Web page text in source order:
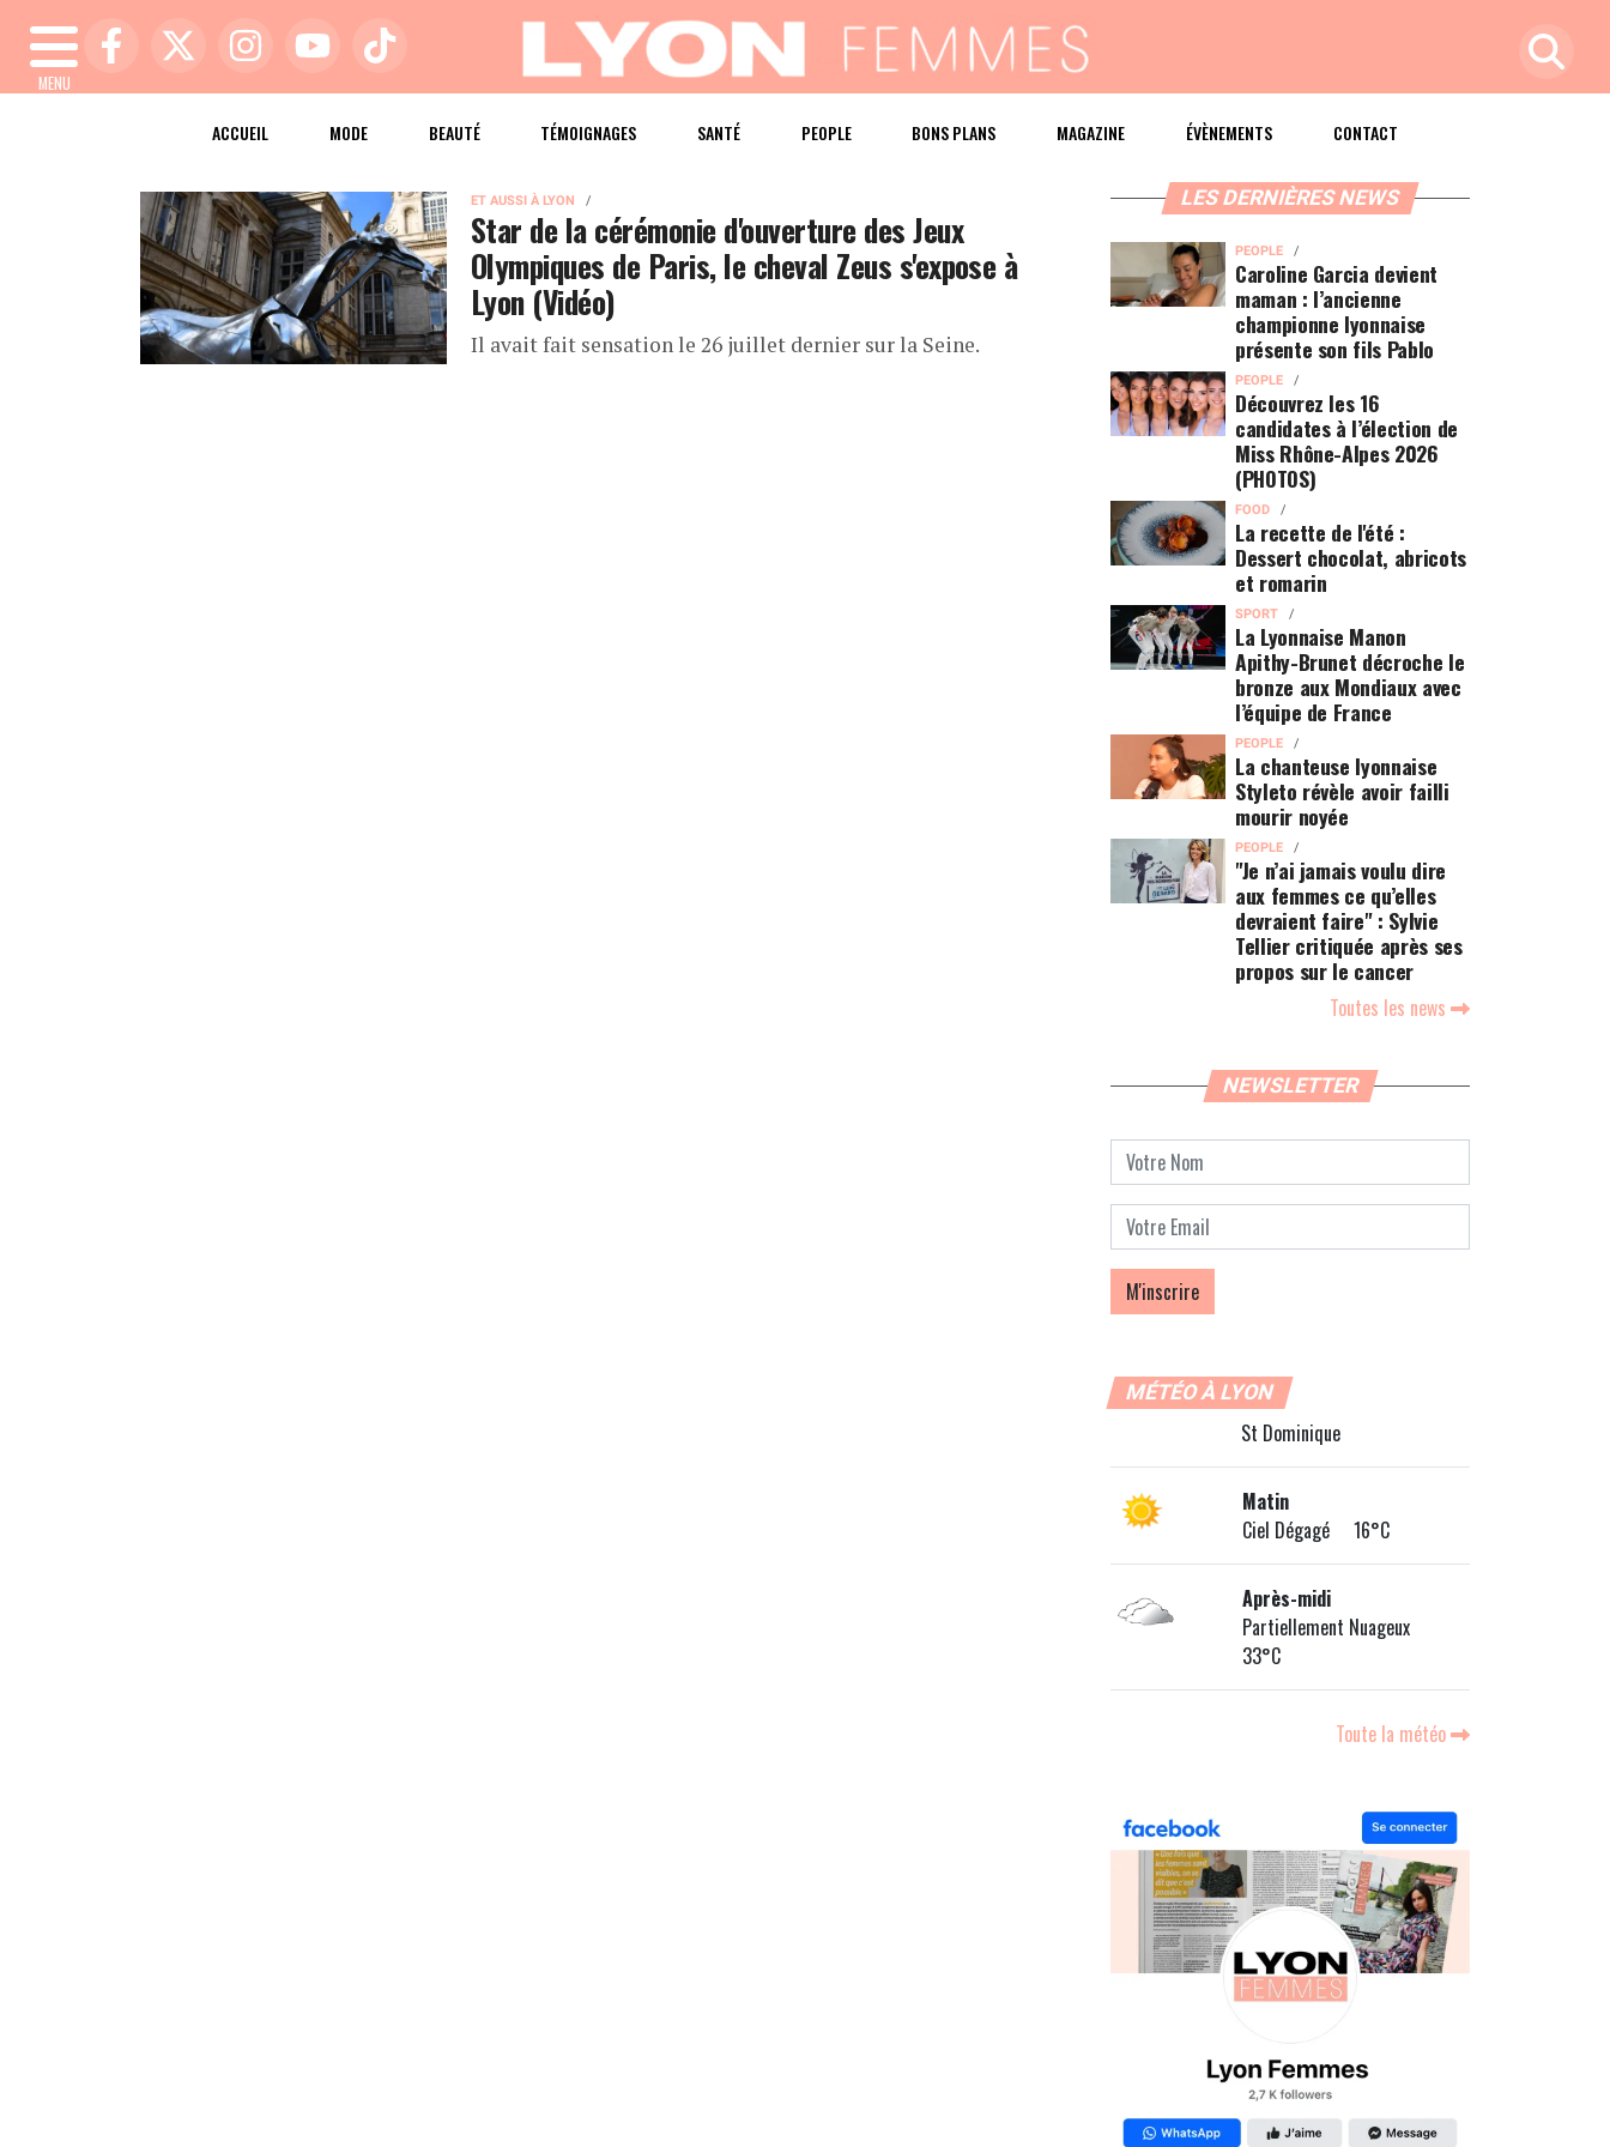
MENU
ACCUEIL MODE BEAUTÉ TÉMOIGNAGES SANTÉ PEOPLE BONS PLANS MAGAZINE ÉVÈNEMENTS CONTACT
ET AUSSI À LYON
Star de la cérémonie d'ouverture des Jeux
Olympiques de Paris, le cheval Zeus s'expose à
Lyon (Vidéo)
Il avait fait sensation le 26 juillet dernier sur la Seine.
LES DERNIÈRES NEWS
PEOPLE
Caroline Garcia devient
maman : l’ancienne
championne lyonnaise
présente son fils Pablo
PEOPLE
Découvrez les 16
candidates à l’élection de
Miss Rhône-Alpes 2026
(PHOTOS)
FOOD
La recette de l'été :
Dessert chocolat, abricots
et romarin
SPORT
La Lyonnaise Manon
Apithy-Brunet décroche le
bronze aux Mondiaux avec
l’équipe de France
PEOPLE
La chanteuse lyonnaise
Styleto révèle avoir failli
mourir noyée
PEOPLE
"Je n’ai jamais voulu dire
aux femmes ce qu’elles
devraient faire" : Sylvie
Tellier critiquée après ses
propos sur le cancer
Toutes les news
NEWSLETTER
MÉTÉO À LYON
St Dominique
Matin
Ciel Dégagé 16°C
Après-midi
Partiellement Nuageux
33°C
Toute la météo